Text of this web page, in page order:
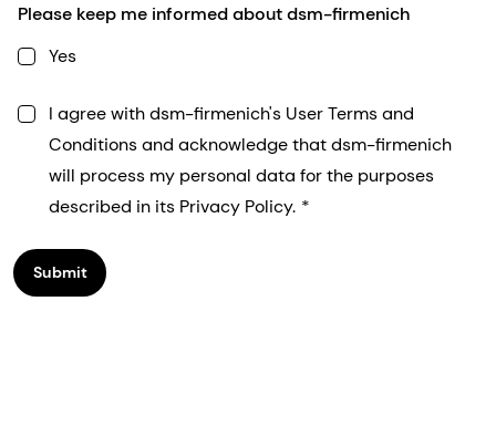
Please keep me informed about dsm-firmenich
Yes
I agree with dsm-firmenich's User Terms and
Conditions and acknowledge that dsm-firmenich
will process my personal data for the purposes
described in its Privacy Policy.
Submit